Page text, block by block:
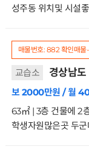
매물번호: 882 확인매물
교습소 경상남도
보 2000만원 / 월
63㎡ | 3층 건물에 2